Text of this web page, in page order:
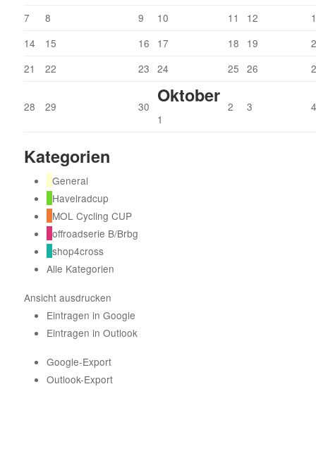
7 8 9 10 11 12
14
15 16 17 18 19
21
22 23 24 25 26
28 29 30 Oktober
1
2 3
Kategorien
General
Havelradcup
MOL Cycling CUP
offroadserie B/Brbg
shop4cross
Alle Kategorien
Ansicht ausdrucken
Eintragen in Google
Eintragen in Outlook
Google-Export
Outlook-Export